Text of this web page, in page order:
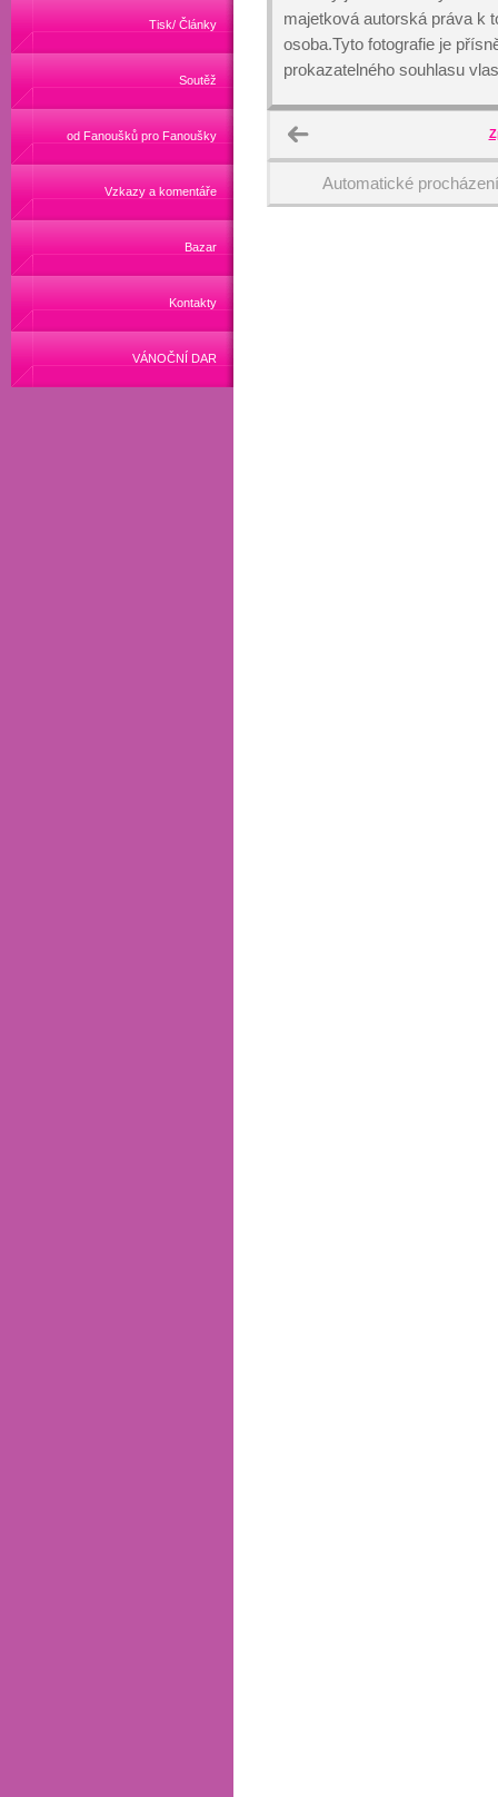
Tisk/ Články
Soutěž
od Fanoušků pro Fanoušky
Vzkazy a komentáře
Bazar
Kontakty
VÁNOČNÍ DAR
majetková autorská práva k
osoba.Tyto fotografie je
prokazatelného souhlasu
Automatické